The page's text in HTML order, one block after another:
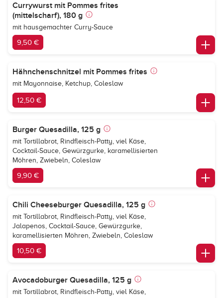
Currywurst mit Pommes frites
(mittelscharf), 180 g
mit hausgemachter Curry-Sauce
9,50 €
Hähnchenschnitzel mit Pommes frites
mit Mayonnaise, Ketchup, Coleslaw
12,50 €
Burger Quesadilla, 125 g
mit Tortillabrot, Rindfleisch-Patty, viel Käse,
Cocktail-Sauce, Gewürzgurke, karamellisierten
Möhren, Zwiebeln, Coleslaw
9,90 €
Chili Cheeseburger Quesadilla, 125 g
mit Tortillabrot, Rindfleisch-Patty, viel Käse,
Jalapenos, Cocktail-Sauce, Gewürzgurke,
karamellisierten Möhren, Zwiebeln, Coleslaw
10,50 €
Avocadoburger Quesadilla, 125 g
mit Tortillabrot, Rindfleisch-Patty, viel Käse,